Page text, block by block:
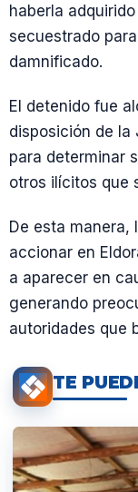
haberla
secuestrado
damnificado.
El detenido fue
disposición de la
para determinar
otros ilícitos que
De esta manera,
accionar en
a aparecer en
generando
autoridades que
TE